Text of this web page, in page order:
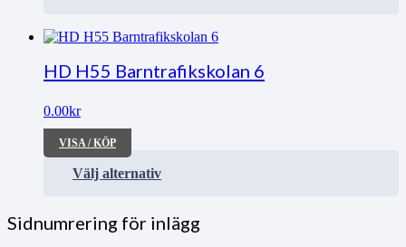
HD H55 Barntrafikskolan 6
0.00kr
VISA / KÖP
Välj alternativ
Sidnumrering för inlägg